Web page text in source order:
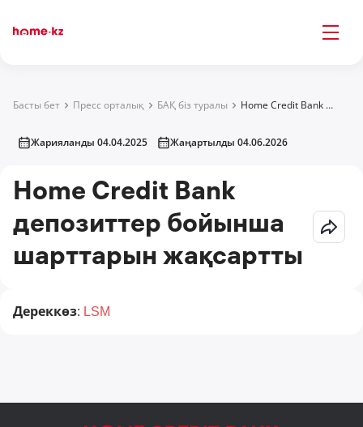
Басты бет Пресс орталық БАҚ біз туралы Home Credit Bank депозиттер бойынша шарттарын жақсартты
Жарияланды 04.04.2025 Жаңартылды 04.06.2026
Home Credit Bank
депозиттер бойынша
шарттарын жақсартты
Дереккөз: LSM